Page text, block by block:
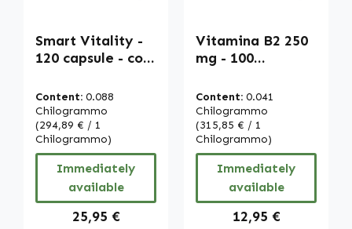
Smart Vitality -
120 capsule - con
taurina, Bacopa
monnieri e altro |
Warnke
Vitalstoffe
Content: 0.088
Chilogrammo
(294,89 € / 1
Chilogrammo)
Immediately
available
Regular price:
25,95 €
Vitamina B2 250
mg - 100
rivestite - facili
da deglutire - per
energia, pelle,
vista e altro -
alto dosaggio |
Vitalstoffe
Content: 0.041
Chilogrammo
(315,85 € / 1
Chilogrammo)
Immediately
available
Regular price:
12,95 €